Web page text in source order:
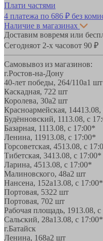
Плати частями
4 платежа по 686 ₽ без
Наличие в магазинах
Доставим вовремя или
Сегодняот 2-х часовот 90 ₽
Самовывоз из магазинов:
г.Ростов-на-Дону
40-лет победы, 264/110а1 шт
Каскадная, 722 шт
Королева, 30а2 шт
Красноармейская, 144
Будённовский, 1113.08, с
Базарная, 1113.08, с 17:00*
Ленина, 11913.08, с 17:00*
Горсоветская, 4513.08, с
Тибетская, 3413.08, с 17:00*
Ларина, 4513.08, с 17:00*
Малиновского, 48а2 шт
Нансена, 152а13.08, с 17:00*
Портовая, 5322 шт
Портовая, 702 шт
Рабочая площадь, 1913.08,
Сальский, 28a13.08, с 17:00*
г.Батайск
Ленина, 168а2 шт